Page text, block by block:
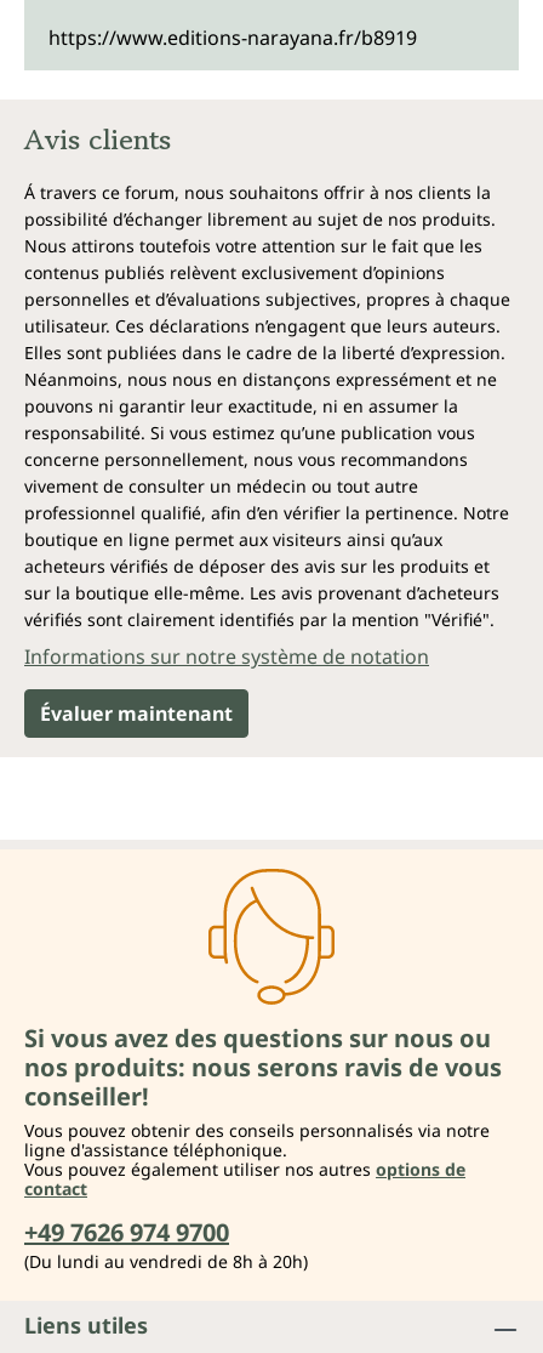
https://www.editions-narayana.fr/b8919
Avis clients
Á travers ce forum, nous souhaitons offrir à nos clients la
possibilité d’échanger librement au sujet de nos produits.
Nous attirons toutefois votre attention sur le fait que les
contenus publiés relèvent exclusivement d’opinions
personnelles et d’évaluations subjectives, propres à chaque
utilisateur. Ces déclarations n’engagent que leurs auteurs.
Elles sont publiées dans le cadre de la liberté d’expression.
Néanmoins, nous nous en distançons expressément et ne
pouvons ni garantir leur exactitude, ni en assumer la
responsabilité. Si vous estimez qu’une publication vous
concerne personnellement, nous vous recommandons
vivement de consulter un médecin ou tout autre
professionnel qualifié, afin d’en vérifier la pertinence. Notre
boutique en ligne permet aux visiteurs ainsi qu’aux
acheteurs vérifiés de déposer des avis sur les produits et
sur la boutique elle-même. Les avis provenant d’acheteurs
vérifiés sont clairement identifiés par la mention "Vérifié".
Informations sur notre système de notation
Évaluer maintenant
Si vous avez des questions sur nous ou
nos produits: nous serons ravis de vous
conseiller!
Vous pouvez obtenir des conseils personnalisés via notre
ligne d'assistance téléphonique.
Vous pouvez également utiliser nos autres options de
contact
+49 7626 974 9700
(Du lundi au vendredi de 8h à 20h)
Liens utiles